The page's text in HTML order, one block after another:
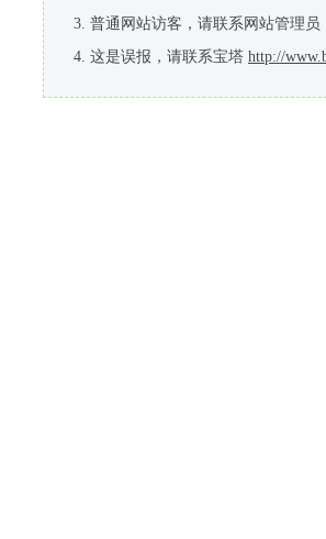
普通网站访客，请联系网站管理员
这是误报，请联系宝塔 http://